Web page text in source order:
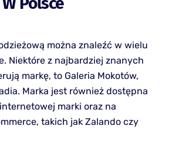
można znaleźć w wielu
Niektóre z najbardziej znanych
markę, to Galeria Mokotów,
Marka jest również dostępna
marki oraz na
takich jak Zalando czy